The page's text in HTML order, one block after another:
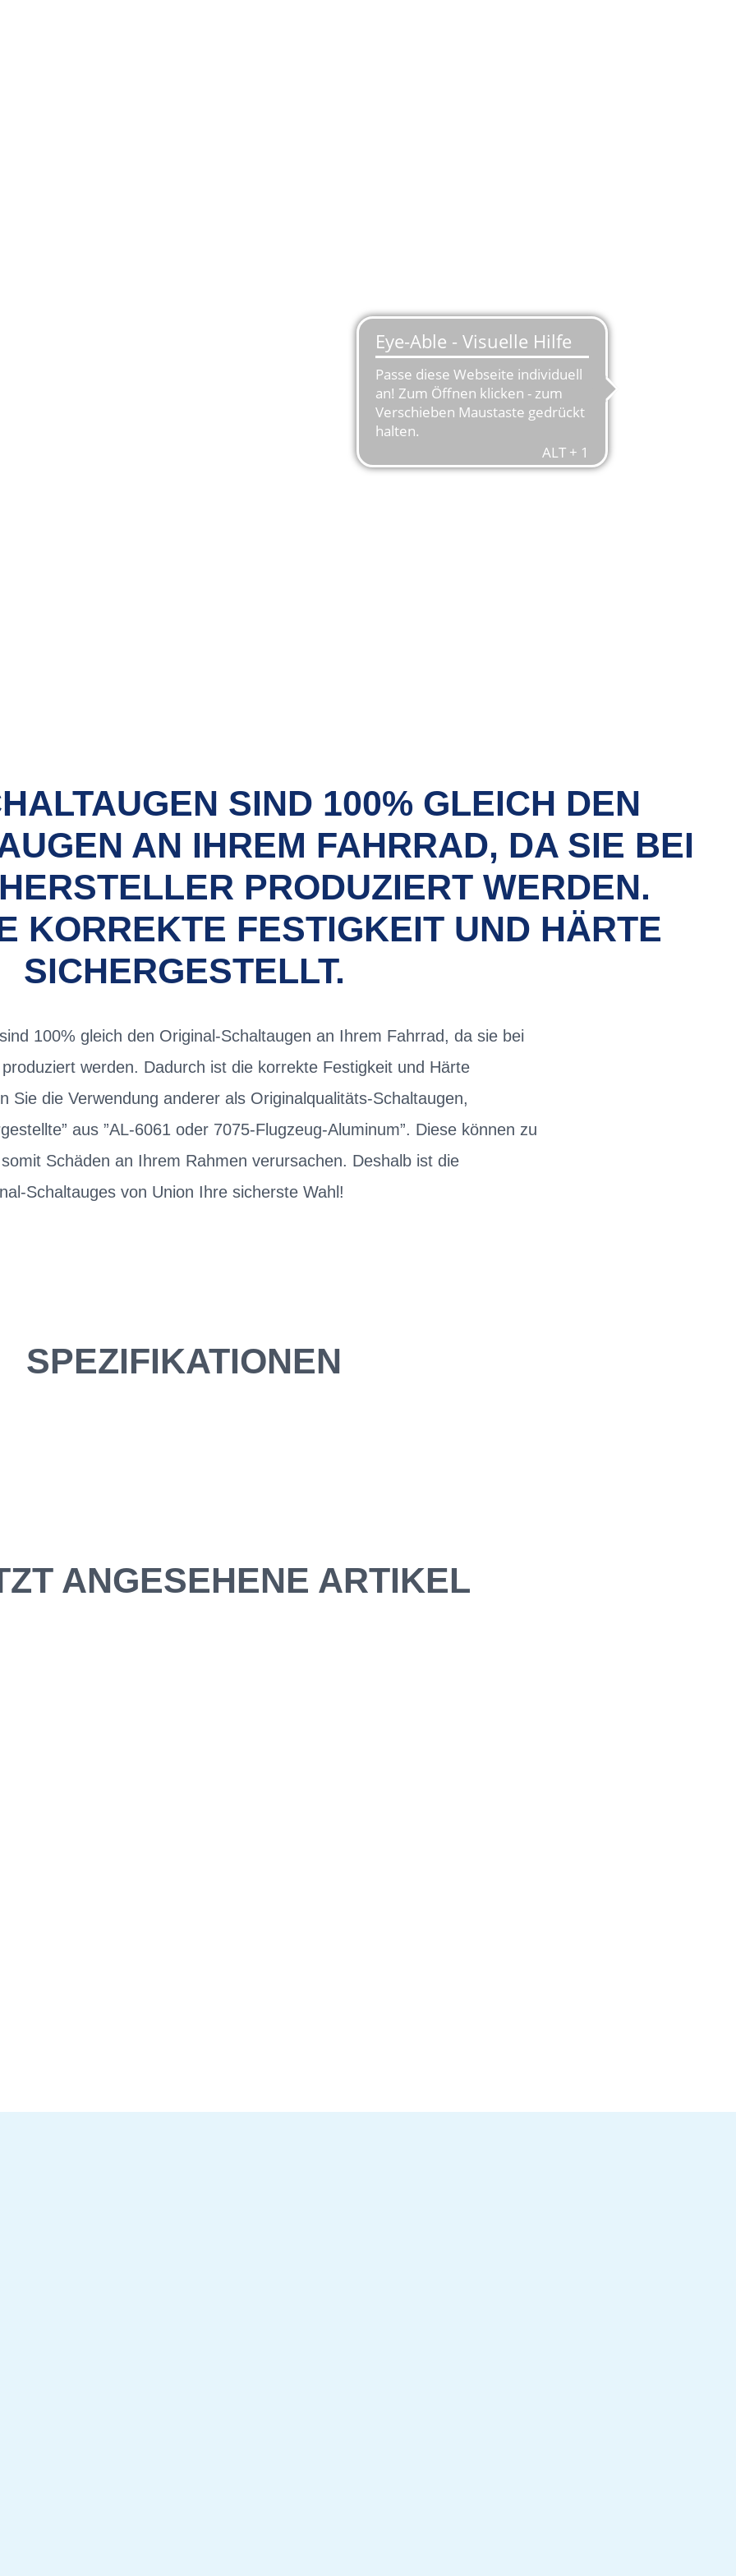
SIND 100% GLEICH DEN
AN IHREM FAHRRAD, DA SIE BEI
PRODUZIERT WERDEN.
KORREKTE FESTIGKEIT UND HÄRTE
SICHERGESTELLT.
100% gleich den Original-Schaltaugen an Ihrem Fahrrad, da sie bei
werden. Dadurch ist die korrekte Festigkeit und Härte
Sie die Verwendung anderer als Originalqualitäts-Schaltaugen,
aus ”AL-6061 oder 7075-Flugzeug-Aluminum”. Diese können zu
Schäden an Ihrem Rahmen verursachen. Deshalb ist die
Schaltauges von Union Ihre sicherste Wahl!
SPEZIFIKATIONEN
ANGESEHENE ARTIKEL